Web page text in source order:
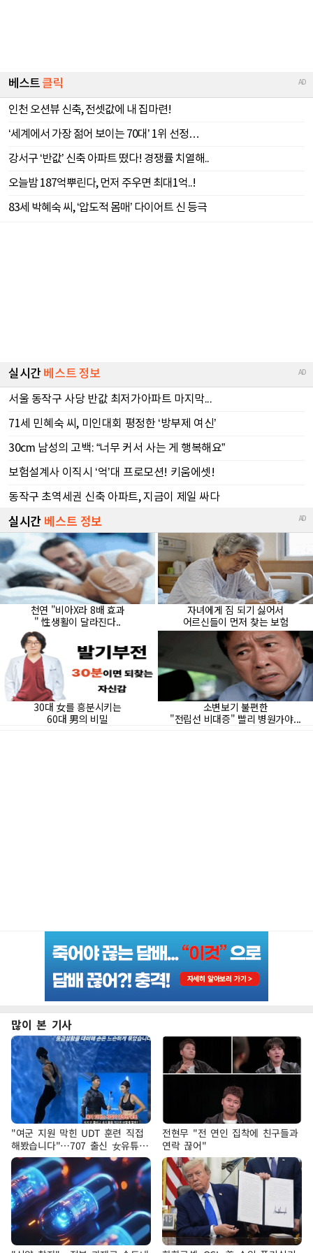
많이 본 기사
"여군 지원 막힌 UDT 훈련 직접
해봤습니다"…707 출신 女유튜버
'완벽 소화'
전현무 "전 연인 집착에 친구들과
연락 끊어"